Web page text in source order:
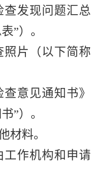
查发现问题汇总
”）。
照片（以下简称
意见通知书》
”）。
材料。
工作机构和申请